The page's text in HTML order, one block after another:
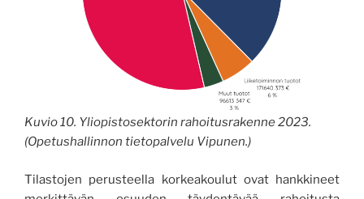
Kuvio 10. Yliopistosektorin rahoitusrakenne 2023.
(Opetushallinnon tietopalvelu Vipunen.)
Tilastojen perusteella korkeakoulut ovat hankkineet